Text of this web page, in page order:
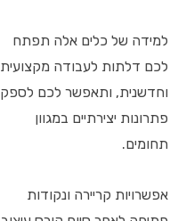
למידה של כלים אלה תפתח
לכם דלתות לעבודה מקצועית
וחדשנית, ותאפשר לכם לספק
פתרונות יצירתיים במגוון
תחומים.
אפשרויות קריירה ונקודות